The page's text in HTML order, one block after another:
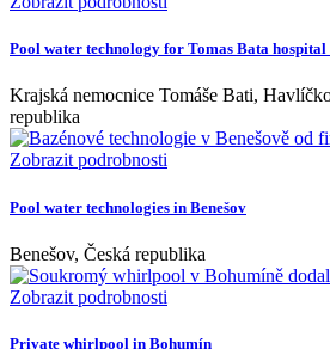
Pool water technology for Tomas Bata
Krajská nemocnice Tomáše Bati,
republika
Zobrazit podrobnosti
Pool water technologies in Benešov
Benešov, Česká republika
Zobrazit podrobnosti
Private whirlpool in Bohumín